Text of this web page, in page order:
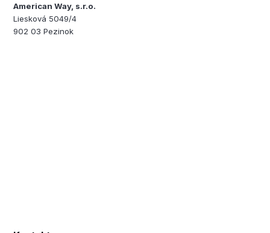
American Way, s.r.o.
Liesková 5049/4
902 03 Pezinok